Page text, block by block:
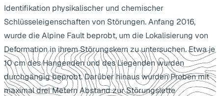
Identifikation physikalischer und chemischer
Schlüsseleigenschaften von Störungen. Anfang 2016,
wurde die Alpine Fault beprobt, um die Lokalisierung von
Deformation in ihrem Störungskern zu untersuchen. Etwa je
10 cm des Hangenden und des Liegenden wurden
durchgängig beprobt. Darüber hinaus wurden Proben mit
maximal drei Metern Abstand zur Störungslette